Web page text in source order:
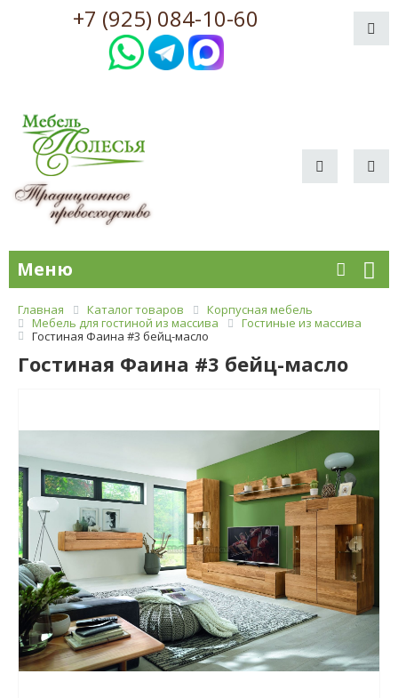
+7 (925) 084-10-60
Меню
Главная Каталог товаров
Корпусная мебель
Мебель для гостиной из массива
Гостиные из массива
Гостиная Фаина #3 бейц-масло
Гостиная Фаина #3 бейц-масло